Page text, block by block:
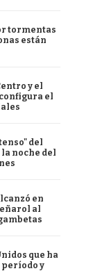
tormentas
están
y el
el
del
noche del
en
al
que ha
período y